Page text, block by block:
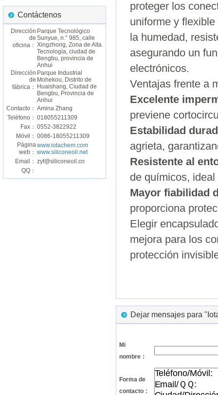
Contáctenos
Dirección
de
oficina：
Parque Tecnológico
Sunyue, n.° 985, calle
Xingzhong, Zona de Alta
Tecnología, ciudad de
Bengbu, provincia de
Anhui
Dirección
de
fábrica：
Parque Industrial
Mohekou, Distrito de
Huaishang, Ciudad de
Bengbu, Provincia de
Anhui
Contacto： Amina Zhang
Teléfono： 018055211309
Fax： 0552-3822922
Móvil： 0086-18055211309
Página
web：
www.iotachem.com
www.siliconeoil.net
Email： zyf@siliconeoil.cn
QQ：
proteger los
uniforme y
la humedad,
asegurando un
electrónicos.
Ventajas frente a
Excelente
previene
Estabilidad
agrieta,
Resistente al
de químicos,
Mayor fiabilidad
proporciona
Elegir
mejora para los
protección
Dejar mensajes para
Mi
nombre：
Forma de
contacto：